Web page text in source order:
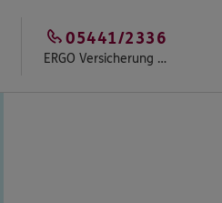
ERGO Versicherung Bernd Schwegmann
05441/2336